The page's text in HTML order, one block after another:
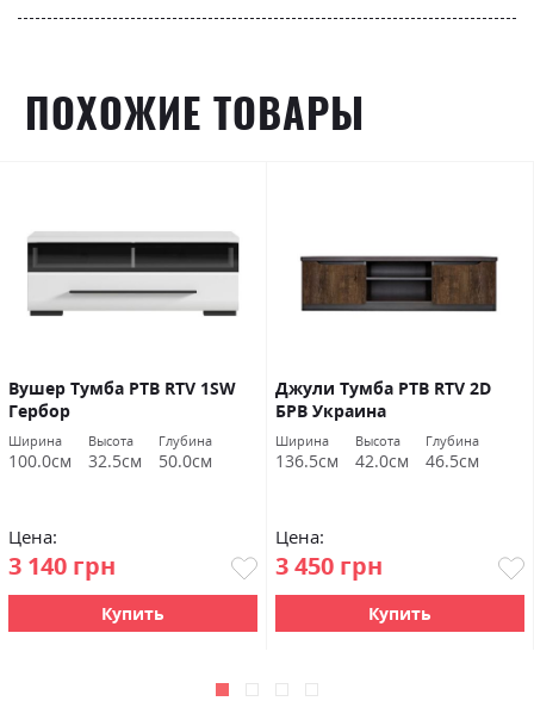
ПОХОЖИЕ ТОВАРЫ
Вушер Тумба РТВ RTV 1SW
Гербор
Ширина
100.0см
Высота
32.5см
Глубина
50.0см
Цена:
3 140 грн
Купить
Джули Тумба РТВ RTV 2D
БРВ ​​Украина
Ширина
136.5см
Высота
42.0см
Глубина
46.5см
Цена:
3 450 грн
Купить